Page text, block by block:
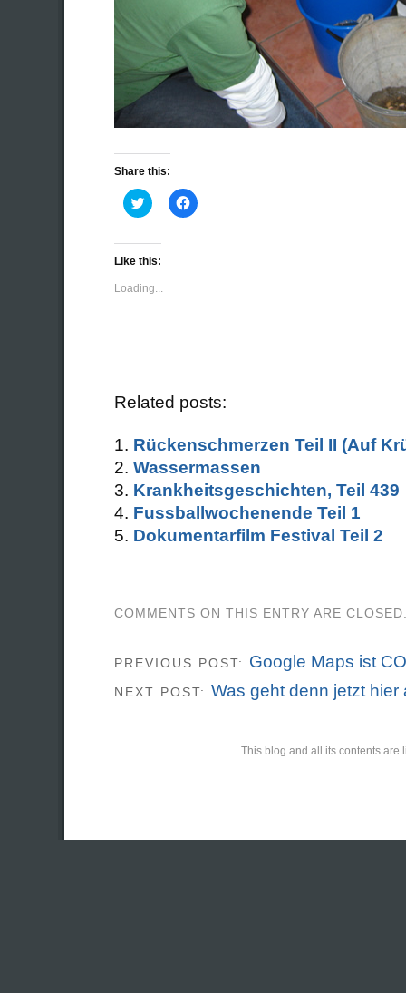
Share this:
Click
to
Twitter
(Opens
new
window)
Click
to
Like this:
Loading...
Related posts:
Rückenschmerzen Teil II (Auf
Wassermassen
Krankheitsgeschichten, Teil 439
Fussballwochenende Teil 1
Dokumentarfilm Festival Teil 2
COMMENTS ON THIS ENTRY ARE
PREVIOUS POST: Google Maps ist
NEXT POST: Was geht denn jetzt hier
This blog and all its contents are